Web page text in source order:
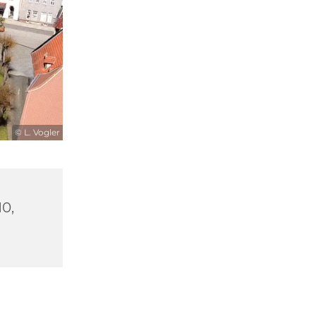
© L. Vogler